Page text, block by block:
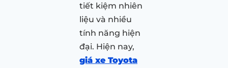
tiết kiệm nhiên
liệu và nhiều
tính năng hiện
đại. Hiện nay,
giá xe Toyota